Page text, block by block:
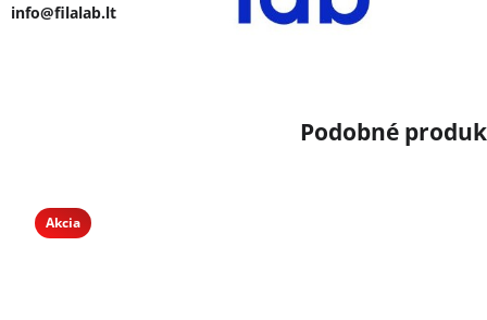
Akcia
info@filalab.lt